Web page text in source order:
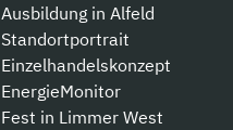
Ausbildung in Alfeld
Standortportrait
Einzelhandelskonzept
EnergieMonitor
Fest in Limmer West